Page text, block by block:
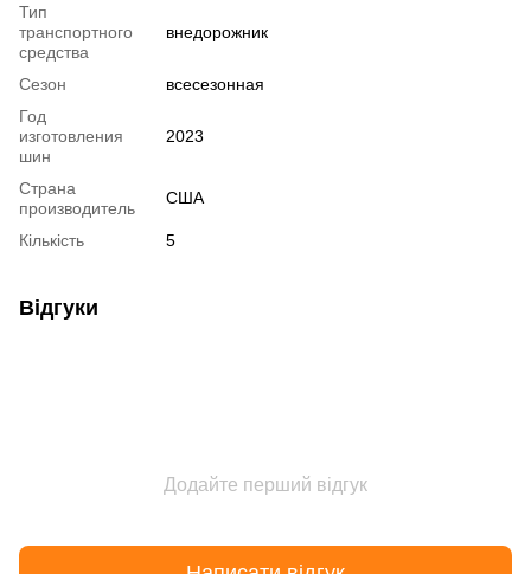
Тип
транспортного
средства
внедорожник
Сезон
всесезонная
Год
изготовления
шин
2023
Страна
производитель
США
Кількість 5
Відгуки
Додайте перший відгук